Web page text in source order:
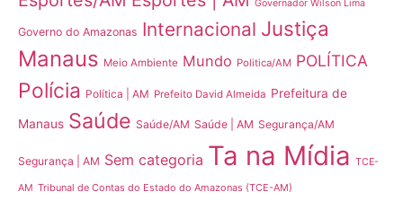
Governador Wilson Lima
Governo do Amazonas Internacional Justiça
Manaus Meio Ambiente Mundo Politica/AM POLÍTICA
Polícia Política | AM Prefeito David Almeida Prefeitura de
Manaus Saúde Saúde/AM Saúde | AM Segurança/AM
Segurança | AM Sem categoria Ta na Mídia TCE-
AM Tribunal de Contas do Estado do Amazonas (TCE-AM)